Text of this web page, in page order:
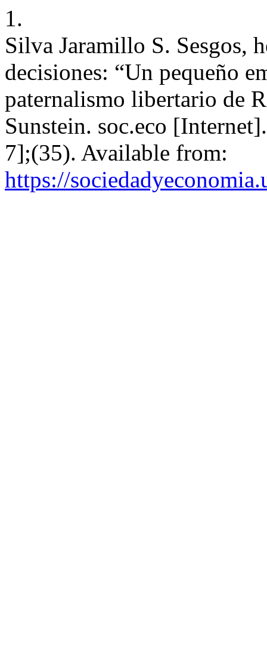
1.
Silva Jaramillo S. Sesgos,
decisiones: “Un pequeño
paternalismo libertario de
Sunstein. soc.eco
7];(35). Available from:
https://